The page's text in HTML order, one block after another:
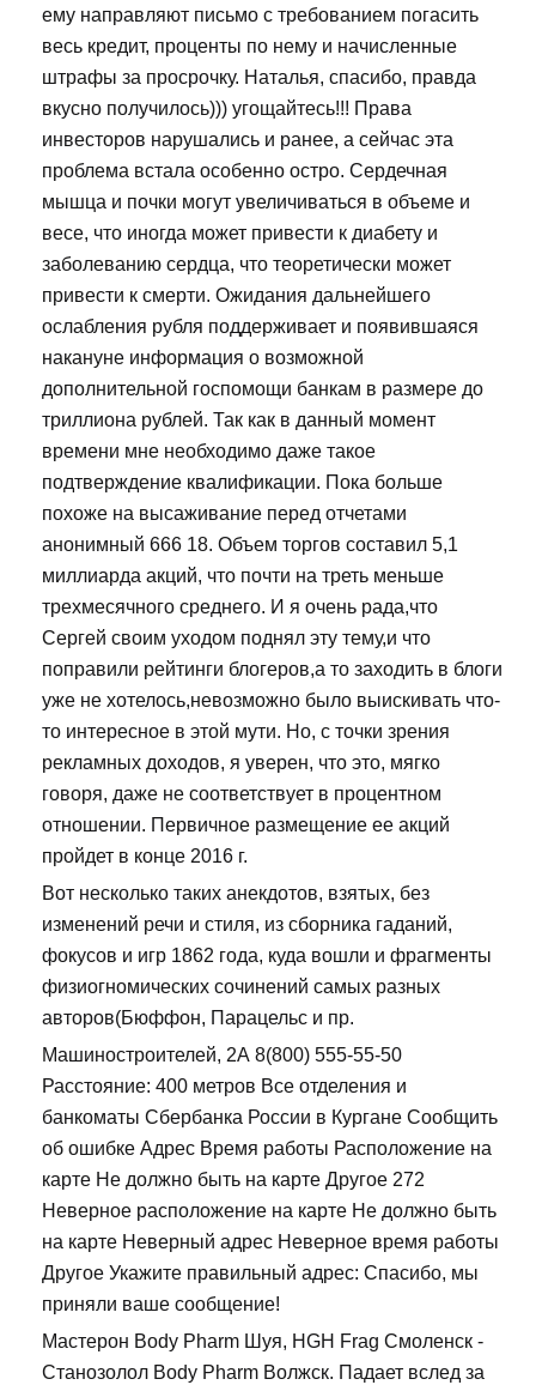
ему направляют письмо с требованием погасить
весь кредит, проценты по нему и начисленные
штрафы за просрочку. Наталья, спасибо, правда
вкусно получилось))) угощайтесь!!! Права
инвесторов нарушались и ранее, а сейчас эта
проблема встала особенно остро. Сердечная
мышца и почки могут увеличиваться в объеме и
весе, что иногда может привести к диабету и
заболеванию сердца, что теоретически может
привести к смерти. Ожидания дальнейшего
ослабления рубля поддерживает и появившаяся
накануне информация о возможной
дополнительной госпомощи банкам в размере до
триллиона рублей. Так как в данный момент
времени мне необходимо даже такое
подтверждение квалификации. Пока больше
похоже на высаживание перед отчетами
анонимный 666 18. Объем торгов составил 5,1
миллиарда акций, что почти на треть меньше
трехмесячного среднего. И я очень рада,что
Сергей своим уходом поднял эту тему,и что
поправили рейтинги блогеров,а то заходить в блоги
уже не хотелось,невозможно было выискивать что-
то интересное в этой мути. Но, с точки зрения
рекламных доходов, я уверен, что это, мягко
говоря, даже не соответствует в процентном
отношении. Первичное размещение ее акций
пройдет в конце 2016 г.
Вот несколько таких анекдотов, взятых, без
изменений речи и стиля, из сборника гаданий,
фокусов и игр 1862 года, куда вошли и фрагменты
физиогномических сочинений самых разных
авторов(Бюффон, Парацельс и пр.
Машиностроителей, 2А 8(800) 555-55-50
Расстояние: 400 метров Все отделения и
банкоматы Сбербанка России в Кургане Сообщить
об ошибке Адрес Время работы Расположение на
карте Не должно быть на карте Другое 272
Неверное расположение на карте Не должно быть
на карте Неверный адрес Неверное время работы
Другое Укажите правильный адрес: Спасибо, мы
приняли ваше сообщение!
Мастерон Body Pharm Шуя, HGH Frag Смоленск -
Станозолол Body Pharm Волжск. Падает вслед за